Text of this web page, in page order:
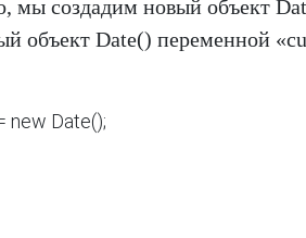
мы создадим новый объект
объект Date() переменной
new Date();